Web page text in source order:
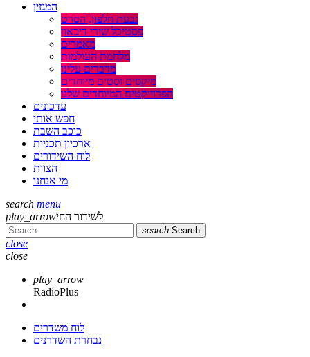
המגזין
גבעת חלפון, הסרט
פסטיבל שירי דיכאון
מאמרים
מלחמת העולמות
מדברים עלינו
מיקסים וסטים מיוחדים
הפרוייקטים המיוחדים שלנו
עדכונים
חפש אותי
כוכב השבת
ארכיון תכניות
לוח השידורים
הצוות
מי אנחנו
search menu
play_arrowלשידור החי
search Search
close
close
play_arrow
RadioPlus
לוח משדרים
נבחרת השדרנים